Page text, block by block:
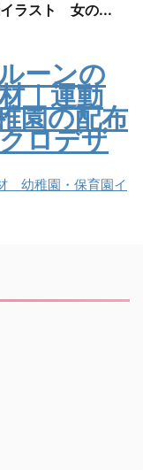
ラスト 女の...
ーンの
｜運動
園の配布
ロデザ
幼稚園・保育園イ